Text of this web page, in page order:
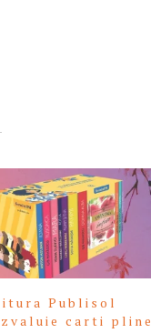
Publisol
carti pline